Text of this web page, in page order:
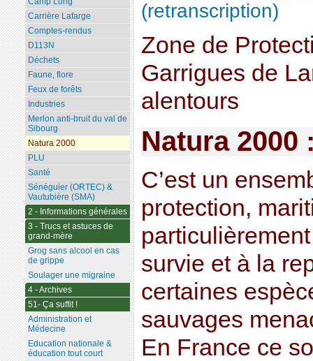
(retranscription)
Zone de
Garrigues de
alentours
Natura 2000
C’est un
protection,
survie et à la
certaines
sauvages
En France ce
Carrière Lafarge
Comptes-rendus
D113N
Déchets
Faune, flore
Feux de forêts
Industries
Merlon anti-bruit du val de
Sibourg
Natura 2000
PLU
Santé
Sénéguier (ORTEC) &
Vautubière (SMA)
2 - Informations générales
3 - Trucs et astuces de
grand-mère
Grog sans alcool en cas
de grippe
Soulager une migraine
4 - Archives
51- Ça suffit !
Administration et
Médecine
Education nationale &
éducation tout court